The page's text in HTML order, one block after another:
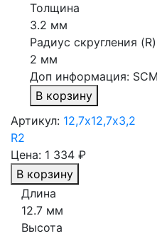
Толщина
3.2 мм
Радиус скругления (R)
2 мм
Доп информация:
В корзину
Артикул: 12,7х12,7х3,2
R2
Цена: 1 334 ₽
В корзину
Длина
12.7 мм
Высота